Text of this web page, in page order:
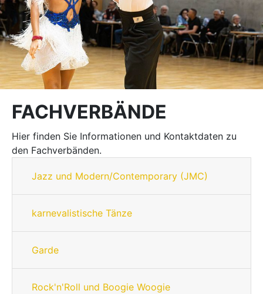
FACHVERBÄNDE
Hier finden Sie Informationen und Kontaktdaten zu
den Fachverbänden.
Jazz und Modern/Contemporary (JMC)
karnevalistische Tänze
Garde
Rock'n'Roll und Boogie Woogie